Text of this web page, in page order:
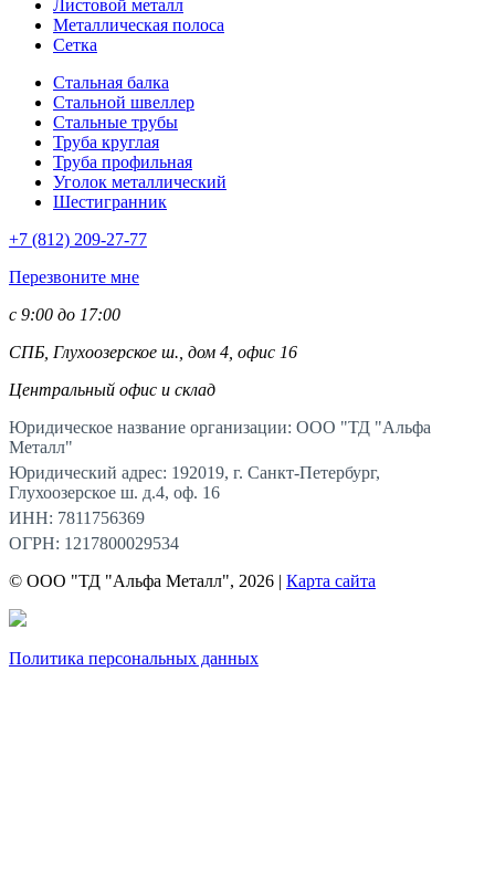
Листовой металл
Металлическая полоса
Сетка
Стальная балка
Стальной швеллер
Стальные трубы
Труба круглая
Труба профильная
Уголок металлический
Шестигранник
+7 (812) 209-27-77
Перезвоните мне
с 9:00 до 17:00
СПБ, Глухоозерское ш., дом 4, офис 16
Центральный офис и склад
Юридическое название организации: ООО "ТД "Альфа
Металл"
Юридический адрес: 192019, г. Санкт-Петербург,
Глухоозерское ш. д.4, оф. 16
ИНН: 7811756369
ОГРН: 1217800029534
© ООО "ТД "Альфа Металл", 2026 | Карта сайта
Политика персональных данных